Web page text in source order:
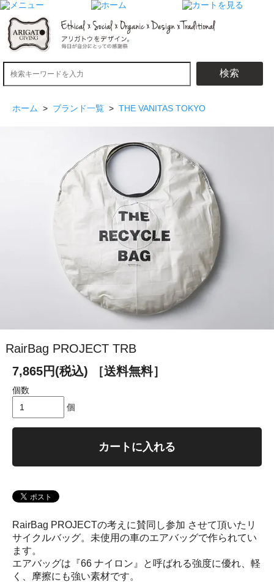
検索
ホーム > ブランド一覧 > THE VANITAS TOKYO
RairBag PROJECT TRB
7,865円(税込)
［送料無料］
個数
個
カートに入れる
RairBag PROJECTの考えに賛同し参加 させて頂いたリ
サイクルバッグ。未使用の車のエアバッグで作られてい
ます。
エアバッグは『66 ナイロン』と呼ばれる強度に優れ、軽
く、摩擦にも強い素材です。